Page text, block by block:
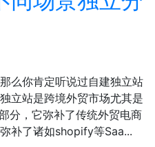
么你肯定听说过自建独立站
立站是跨境外贸市场尤其是
分，它弥补了传统外贸电商
补了诸如shopify等Saa...